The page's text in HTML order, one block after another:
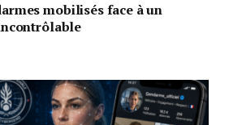
mobilisés face à un